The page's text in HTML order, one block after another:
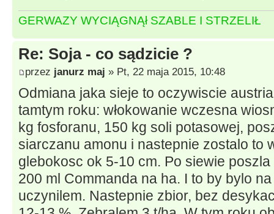
GERWAZY WYCIĄGNĄł SZABLE I STRZELIŁ
Re: Soja - co sądzicie ?
przez janurz maj » Pt, 22 maja 2015, 10:48
Odmiana jaka sieje to oczywiscie
tamtym roku: włokowanie wczesna
kg fosforanu, 150 kg soli potasowej,
siarczanu amonu i nastepnie zostalo to
glebokosc ok 5-10 cm. Po siewie
200 ml Commanda na ha. I to by bylo
uczynilem. Nastepnie zbior, bez